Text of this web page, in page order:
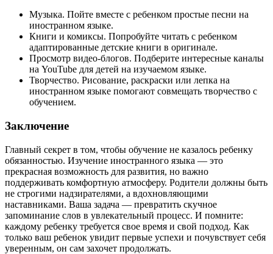
Музыка. Пойте вместе с ребенком простые песни на
иностранном языке.
Книги и комиксы. Попробуйте читать с ребенком
адаптированные детские книги в оригинале.
Просмотр видео-блогов. Подберите интересные каналы
на YouTube для детей на изучаемом языке.
Творчество. Рисование, раскраски или лепка на
иностранном языке помогают совмещать творчество с
обучением.
Заключение
Главный секрет в том, чтобы обучение не казалось ребенку
обязанностью. Изучение иностранного языка — это
прекрасная возможность для развития, но важно
поддерживать комфортную атмосферу. Родители должны быть
не строгими надзирателями, а вдохновляющими
наставниками. Ваша задача — превратить скучное
запоминание слов в увлекательный процесс. И помните:
каждому ребенку требуется свое время и свой подход. Как
только ваш ребенок увидит первые успехи и почувствует себя
уверенным, он сам захочет продолжать.